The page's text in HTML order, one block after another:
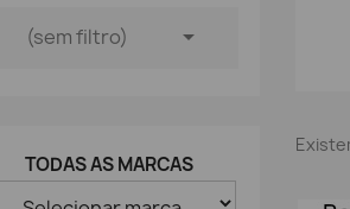
(sem filtro)

TODAS AS MARCAS